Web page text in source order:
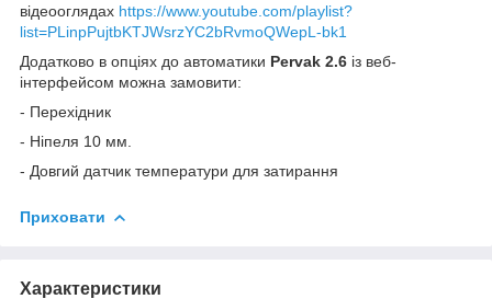
відеооглядах https://www.youtube.com/playlist?
list=PLinpPujtbKTJWsrzYC2bRvmoQWepL-bk1
Додатково в опціях до автоматики Pervak 2.6 із веб-
інтерфейсом можна замовити:
- Перехідник
- Ніпеля 10 мм.
- Довгий датчик температури для затирання
Приховати
Характеристики